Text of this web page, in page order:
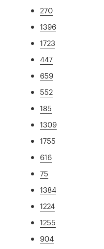
270
1396
1723
447
659
552
185
1309
1755
616
75
1384
1224
1255
904